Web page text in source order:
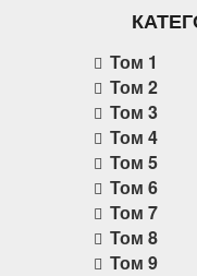
Том 1
Том 2
Том 3
Том 4
Том 5
Том 6
Том 7
Том 8
Том 9